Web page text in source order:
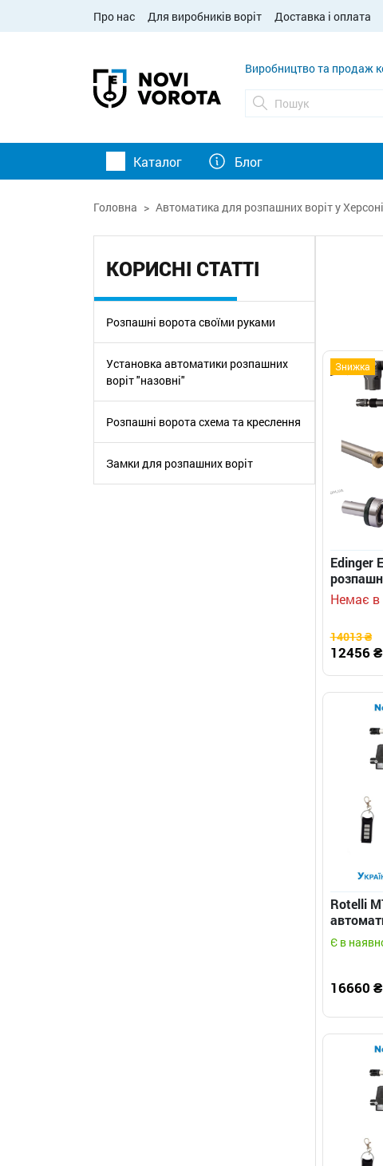
Про нас Для виробників воріт Доставка і оплата
Виробництво та продаж
Каталог Блог
Головна Автоматика для розпашних воріт у Херсоні
КОРИСНІ СТАТТІ
Розпашні ворота своїми руками
Установка автоматики розпашних
воріт "назовні"
Розпашні ворота схема та креслення
Замки для розпашних воріт
Знижка
Edinger
Немає в
14013 ₴
12456 ₴
Rotelli
воріт
Є в
16660 ₴